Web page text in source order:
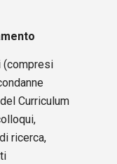
(compresi
Curriculum
ricerca,